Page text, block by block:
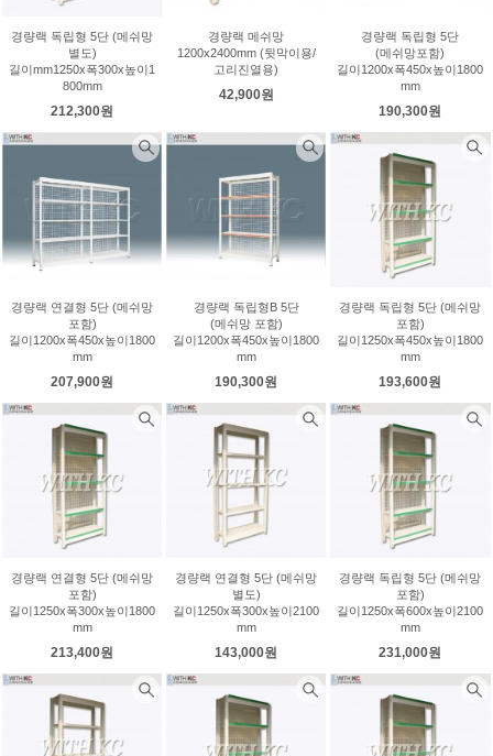
경량랙 독립형 5단 (메쉬망
별도)
길이mm1250x폭300x높이1
800mm
212,300원
경량랙 메쉬망
1200x2400mm (뒷막이용/
고리진열용)
42,900원
경량랙 독립형 5단
(메쉬망포함)
길이1200x폭450x높이1800
mm
190,300원
경량랙 연결형 5단 (메쉬망
포함)
길이1200x폭450x높이1800
mm
207,900원
경량랙 독립형B 5단
(메쉬망 포함)
길이1200x폭450x높이1800
mm
190,300원
경량랙 독립형 5단 (메쉬망
포함)
길이1250x폭450x높이1800
mm
193,600원
경량랙 연결형 5단 (메쉬망
포함)
길이1250x폭300x높이1800
mm
213,400원
경량랙 연결형 5단 (메쉬망
별도)
길이1250x폭300x높이2100
mm
143,000원
경량랙 독립형 5단 (메쉬망
포함)
길이1250x폭600x높이2100
mm
231,000원